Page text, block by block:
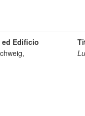
Edificio